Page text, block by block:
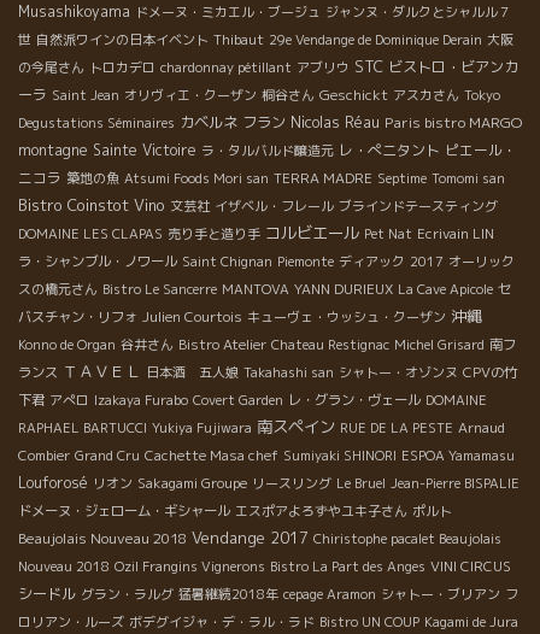
Musashikoyama ドメーヌ・ミカエル・ブージュ ジャンヌ・ダルクとシャルル７
世 自然派ワインの日本イベント Thibaut 29e Vendange de Dominique Derain 大阪
の今尾さん トロカデロ chardonnay pétillant アブリウ STC ビストロ・ビアンカ
ーラ Saint Jean オリヴィエ・クーザン 桐谷さん Geschickt アスカさん Tokyo
Degustations Séminaires カベルネ フラン Nicolas Réau Paris bistro MARGO
montagne Sainte Victoire ラ・タルバルド醸造元 レ・ぺニタント ピエール・
ニコラ 築地の魚 Atsumi Foods Mori san TERRA MADRE Septime Tomomi san
Bistro Coinstot Vino 文芸社 イザベル・フレール ブラインドテースティング
DOMAINE LES CLAPAS 売り手と造り手 コルビエール Pet Nat Ecrivain LIN
ラ・シャンブル・ノワール Saint Chignan Piemonte ディアック 2017 オーリック
スの橋元さん Bistro Le Sancerre MANTOVA YANN DURIEUX La Cave Apicole セ
バスチャン・リフォ Julien Courtois キューヴェ・ウッシュ・クーザン 沖縄
Konno de Organ 谷井さん Bistro Atelier Chateau Restignac Michel Grisard 南フ
ランス ＴＡＶＥＬ 日本酒 五人娘 Takahashi san シャトー・オゾンヌ CPVの竹
下君 アぺロ Izakaya Furabo Covert Garden レ・グラン・ヴェール DOMAINE
RAPHAEL BARTUCCI Yukiya Fujiwara 南スペイン RUE DE LA PESTE Arnaud
Combier Grand Cru Cachette Masa chef Sumiyaki SHINORI ESPOA Yamamasu
Louforosé リオン Sakagami Groupe リースリング Le Bruel Jean-Pierre BISPALIE
ドメーヌ・ジェローム・ギシャール エスポアよろずやユキ子さん ポルト
Beaujolais Nouveau 2018 Vendange 2017 Chiristophe pacalet Beaujolais
Nouveau 2018 Ozil Frangins Vignerons Bistro La Part des Anges VINI CIRCUS
シードル グラン・ラルグ 猛暑継続2018年 cepage Aramon シャトー・ブリアン フ
ロリアン・ルーズ ボデグイジャ・デ・ラル・ラド Bistro UN COUP Kagami de Jura